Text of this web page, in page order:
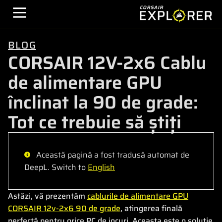
BLOG
CORSAIR 12V-2x6 Cablu
de alimentare GPU
înclinat la 90 de grade:
Tot ce trebuie să știți
Această pagină a fost tradusă automat de
DeepL. Switch toEnglish
Astăzi, vă prezentăm cablurile de alimentare GPU
CORSAIR 12v-2x6 90 de grade, atingerea finală